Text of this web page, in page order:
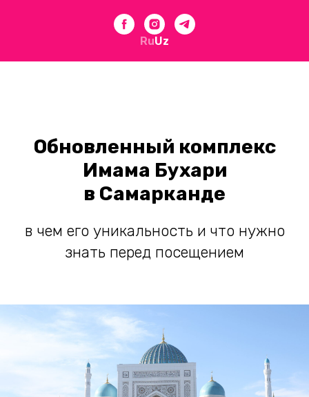
RuUz
Обновленный комплекс
Имама Бухари
в Самарканде
в чем его уникальность и что нужно
знать перед посещением